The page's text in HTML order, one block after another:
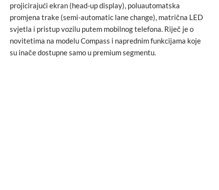
projicirajući ekran (head-up display), poluautomatska
promjena trake (semi-automatic lane change), matrična LED
svjetla i pristup vozilu putem mobilnog telefona. Riječ je o
novitetima na modelu Compass i naprednim funkcijama koje
su inače dostupne samo u premium segmentu.